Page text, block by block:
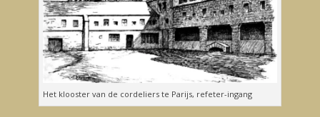
Het klooster van de cordeliers te Parijs, refeter-ingang